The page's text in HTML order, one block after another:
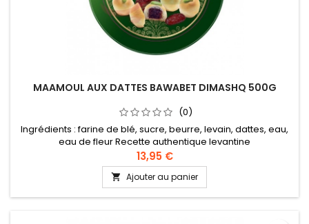
MAAMOUL AUX DATTES BAWABET DIMASHQ 500G
(0)
Ingrédients : farine de blé, sucre, beurre, levain, dattes, eau,
eau de fleur Recette authentique levantine
13,95 €
 Ajouter au panier